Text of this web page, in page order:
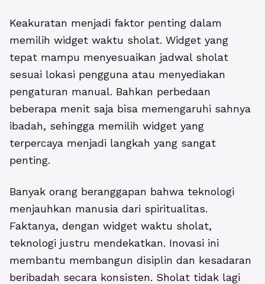
Keakuratan menjadi faktor penting dalam
memilih widget waktu sholat. Widget yang
tepat mampu menyesuaikan jadwal sholat
sesuai lokasi pengguna atau menyediakan
pengaturan manual. Bahkan perbedaan
beberapa menit saja bisa memengaruhi sahnya
ibadah, sehingga memilih widget yang
terpercaya menjadi langkah yang sangat
penting.
Banyak orang beranggapan bahwa teknologi
menjauhkan manusia dari spiritualitas.
Faktanya, dengan widget waktu sholat,
teknologi justru mendekatkan. Inovasi ini
membantu membangun disiplin dan kesadaran
beribadah secara konsisten. Sholat tidak lagi